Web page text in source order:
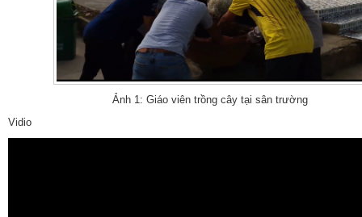
Ảnh 1: Giáo viên trồng cây tại sân trường
Vidio